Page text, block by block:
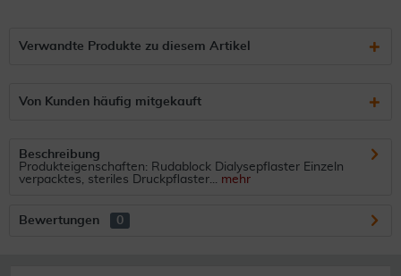
Verwandte Produkte zu diesem Artikel
Von Kunden häufig mitgekauft
Beschreibung
Produkteigenschaften: Rudablock Dialysepflaster Einzeln
verpacktes, steriles Druckpflaster... mehr
Bewertungen 0